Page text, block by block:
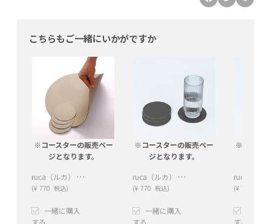
こちらもご一緒にいかがですか
※コースターの販売ペー
ジとなります。
ruca（ルカ） Round Coaster（ラウンドコースター）Grey20
(¥ 770 税込)
一緒に購入
※コースターの販売ペー
ジとなります。
ruca（ルカ） Round Coaster（ラウンドコースター）Grey80
(¥ 770 税込)
一緒に購入
※コース
(¥ 770